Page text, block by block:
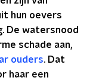
hun oevers
De watersnood
schade aan,
ouders. Dat
haar een